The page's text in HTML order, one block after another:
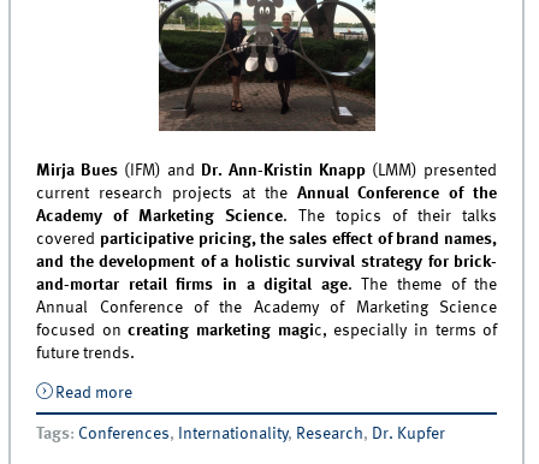
Mirja Bues (IFM) and Dr. Ann-Kristin Knapp (LMM) presented
current research projects at the Annual Conference of the
Academy of Marketing Science. The topics of their talks
covered participative pricing, the sales effect of brand names,
and the development of a holistic survival strategy for brick-
and-mortar retail firms in a digital age. The theme of the
Annual Conference of the Academy of Marketing Science
focused oncreating marketing magic, especially in terms of
future trends.
Read moreabout &quot;Creating Marketing Magic&quot; – MCM
Scholars at the AMS Conference in Disney World
Tags: Conferences, Internationality, Research, Dr. Kupfer